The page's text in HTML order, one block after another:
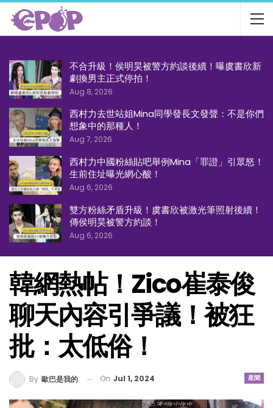
不合升級！侯明昊被警方約談後續！曝虞書欣新
劇換男主正式停拍！
Aug 8, 2026
西村力去世站姐Mina同學發長文發聲：不是你們
想象中的那種人！
Aug 7, 2026
西村力中國粉絲貼吧舉例Mina「罪證」引眾怒！
生前住址曝光網心酸！
Aug 6, 2026
雙方粉絲矛盾升級！虞書欣被激光筆照射後續！
傳侯明昊被警方約談！
Aug 6, 2026
韓網熱帖！Zico崔泰俊
聊天內容引爭議！被狂
批：太低俗！
星聞
By 歐巴是我的 On Jul 1, 2024